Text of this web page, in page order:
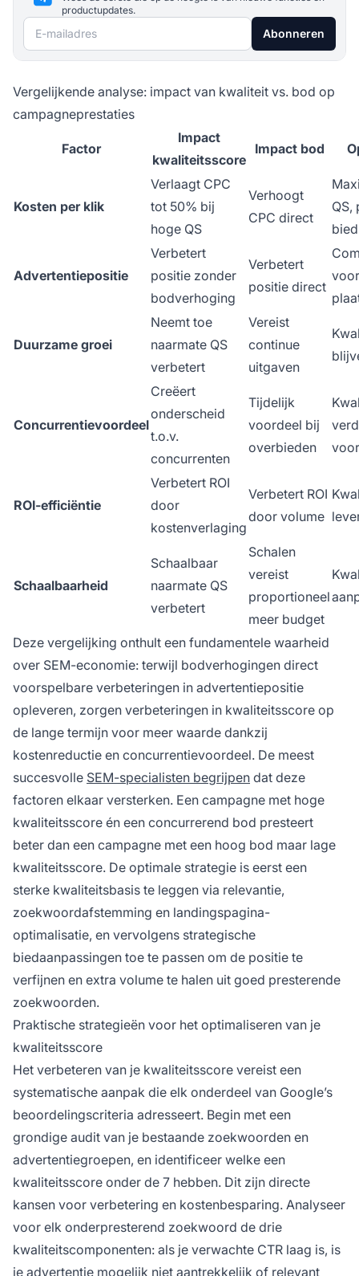
productupdates.
E-mailadres Abonneren
Vergelijkende analyse: impact van kwaliteit vs. bod op
campagneprestaties
Factor
Impact
kwaliteitsscore
Impact bod
Kosten per klik
Verlaagt CPC
tot 50% bij
hoge QS
Verhoogt
CPC direct
QS,
Advertentiepositie
Verbetert
positie zonder
bodverhoging
Verbetert
positie direct
Duurzame groei
Neemt toe
naarmate QS
verbetert
Vereist
continue
uitgaven
Concurrentievoordeel
Creëert
onderscheid
t.o.v.
concurrenten
Tijdelijk
voordeel bij
overbieden
ROI-efficiëntie
Verbetert ROI
door
kostenverlaging
Verbetert ROI
door volume
Schaalbaarheid
Schaalbaar
naarmate QS
verbetert
Schalen
vereist
proportioneel
meer budget
Deze vergelijking onthult een fundamentele waarheid
over SEM-economie: terwijl bodverhogingen direct
voorspelbare verbeteringen in advertentiepositie
opleveren, zorgen verbeteringen in kwaliteitsscore op
de lange termijn voor meer waarde dankzij
kostenreductie en concurrentievoordeel. De meest
succesvolle SEM-specialisten begrijpen dat deze
factoren elkaar versterken. Een campagne met hoge
kwaliteitsscore én een concurrerend bod presteert
beter dan een campagne met een hoog bod maar lage
kwaliteitsscore. De optimale strategie is eerst een
sterke kwaliteitsbasis te leggen via relevantie,
zoekwoordafstemming en landingspagina-
optimalisatie, en vervolgens strategische
biedaanpassingen toe te passen om de positie te
verfijnen en extra volume te halen uit goed presterende
zoekwoorden.
Praktische strategieën voor het optimaliseren van je
kwaliteitsscore
Het verbeteren van je kwaliteitsscore vereist een
systematische aanpak die elk onderdeel van Google’s
beoordelingscriteria adresseert. Begin met een
grondige audit van je bestaande zoekwoorden en
advertentiegroepen, en identificeer welke een
kwaliteitsscore onder de 7 hebben. Dit zijn directe
kansen voor verbetering en kostenbesparing. Analyseer
voor elk onderpresterend zoekwoord de drie
kwaliteitscomponenten: als je verwachte CTR laag is, is
je advertentie mogelijk niet aantrekkelijk of relevant